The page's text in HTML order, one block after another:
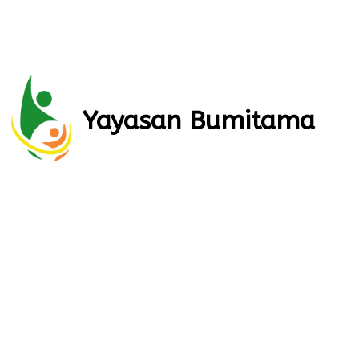
Yayasan Bumitama